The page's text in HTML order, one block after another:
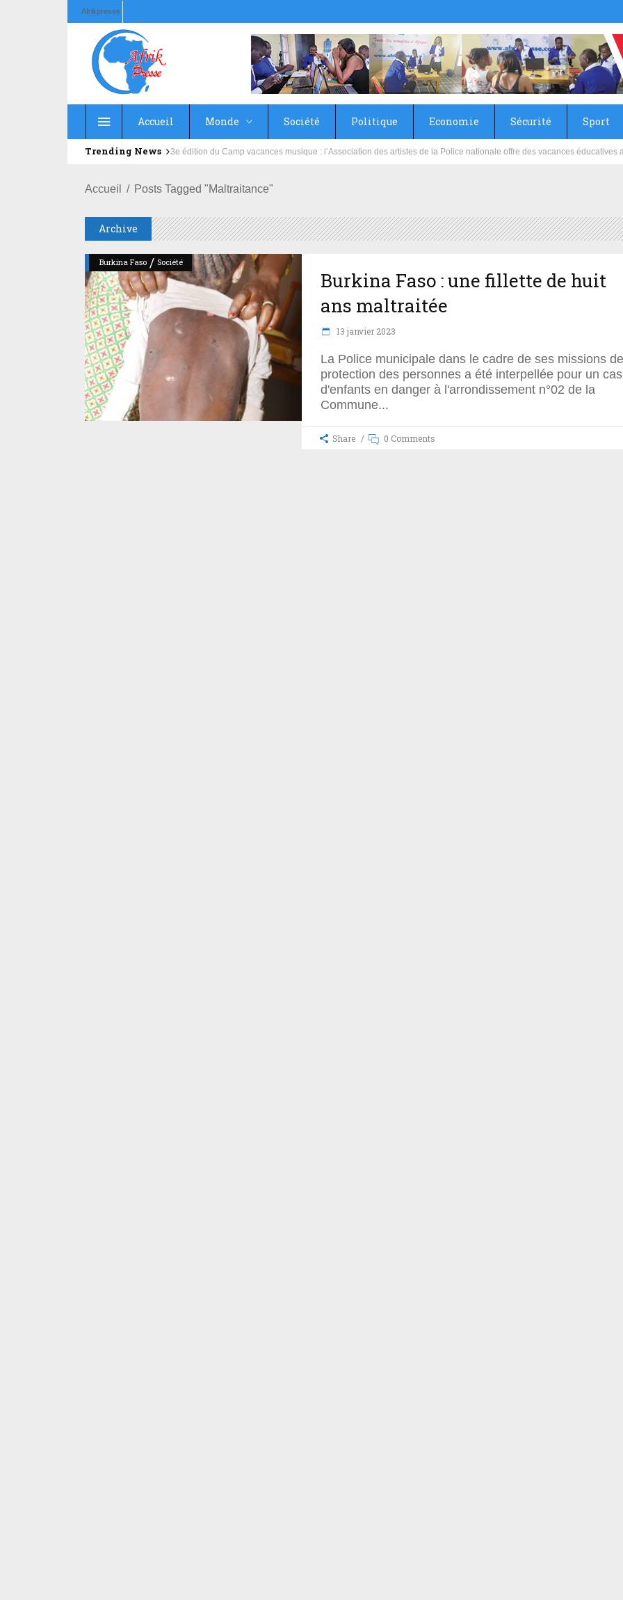
Afrikpresse
Accueil Monde Société Politique Economie Sécurité Sport
Trending News Education : la fédération de la Russie rénove les écoles primaire et collège du Camp Général Aboubacar Sangoulé
Accueil Posts Tagged "Maltraitance"
Archive
Burkina Faso / Société
Burkina Faso : une fillette de huit
ans maltraitée
13 janvier 2023
La Police municipale dans le cadre de ses missions de
protection des personnes a été interpellée pour un cas
d'enfants en danger à l'arrondissement n°02 de la
Commune
Share 0 Comments